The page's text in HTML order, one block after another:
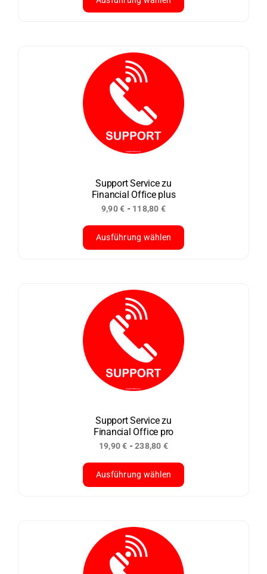
mehrere
Varianten
auf.
Die
Optionen
können
Produktseite
gewählt
werden
Support Service zu
Financial Office plus
9,90€ - 118,80 €
Ausführung wählen
mehrere
Varianten
auf.
Die
Optionen
können
Produktseite
gewählt
werden
Support Service zu
Financial Office pro
19,90€ -238,80 €
Ausführung wählen
mehrere
Varianten